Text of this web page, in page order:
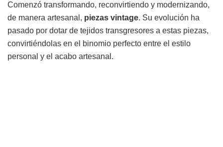
Comenzó transformando, reconvirtiendo y modernizando,
de manera artesanal, piezas vintage. Su evolución ha
pasado por dotar de tejidos transgresores a estas piezas,
convirtiéndolas en el binomio perfecto entre el estilo
personal y el acabo artesanal.